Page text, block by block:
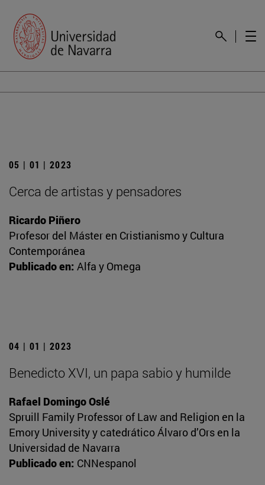
05 | 01 | 2023
Cerca de artistas y pensadores
Ricardo Piñero
Profesor del Máster en Cristianismo y Cultura
Contemporánea
Publicado en: Alfa y Omega
04 | 01 | 2023
Benedicto XVI, un papa sabio y humilde
Rafael Domingo Oslé
Spruill Family Professor of Law and Religion en la
Emory University y catedrático Álvaro d’Ors en la
Universidad de Navarra
Publicado en: CNNespanol